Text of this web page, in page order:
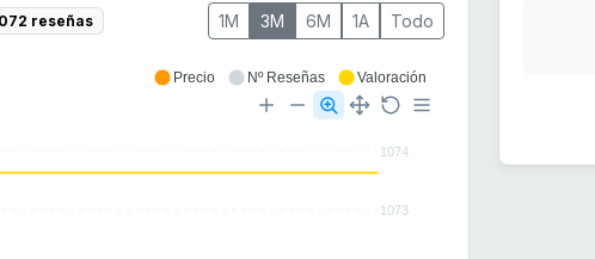
reseñas 1M 3M 6M 1A Todo
1074
1073
Precio Nº Reseñas Valoración